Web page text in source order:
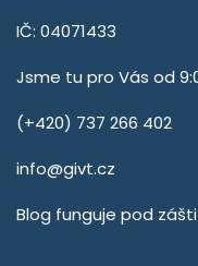
IČ: 04071433
Jsme tu pro Vás od
(+420) 737 266 402
info@givt.cz
Blog funguje pod